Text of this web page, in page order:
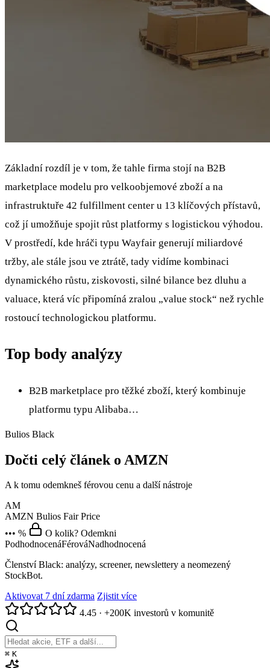
Základní rozdíl je v tom, že tahle firma stojí na B2B
marketplace modelu pro velkoobjemové zboží a na
infrastruktuře 42 fulfillment center u 13 klíčových přístavů,
což jí umožňuje spojit růst platformy s logistickou výhodou.
V prostředí, kde hráči typu Wayfair generují miliardové
tržby, ale stále jsou ve ztrátě, tady vidíme kombinaci
dynamického růstu, ziskovosti, silné bilance bez dluhu a
valuace, která víc připomíná zralou „value stock“ než rychle
rostoucí technologickou platformu.
Top body analýzy
B2B marketplace pro těžké zboží, který kombinuje
platformu typu Alibaba…
Bulios Black
Dočti celý článek o AMZN
A k tomu odemkneš férovou cenu a další nástroje
AM
AMZN Bulios Fair Price
••• %
O kolik? Odemkni
PodhodnocenáFérováNadhodnocená
Členství Black: analýzy, screener, newslettery a neomezený
StockBot.
Aktivovat 7 dní zdarma Zjistit více
4.45 · +200K investorů v komunitě
⌘ K